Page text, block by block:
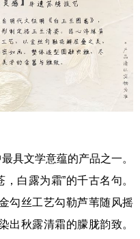
具文学意蕴的产品之一。
白露为霜”的千古名句。
勾丝工艺勾勒芦苇随风摇
出秋露清霜的朦胧韵致。